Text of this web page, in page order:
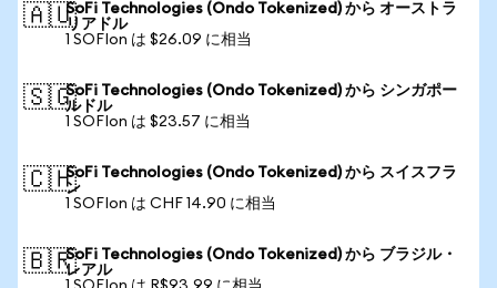
🇦🇺SoFi Technologies (Ondo Tokenized) から オーストラ
リアドル
1 SOFIon は $26.09 に相当
🇸🇬SoFi Technologies (Ondo Tokenized) から シンガポー
ルドル
1 SOFIon は $23.57 に相当
🇨🇭SoFi Technologies (Ondo Tokenized) から スイスフラ
ン
1 SOFIon は CHF 14.90 に相当
🇧🇷SoFi Technologies (Ondo Tokenized) から ブラジル・
レアル